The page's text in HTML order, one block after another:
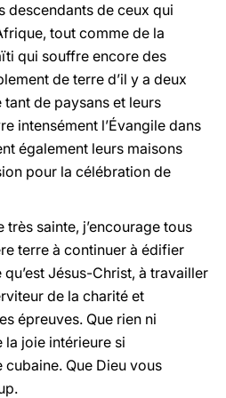
descendants de ceux qui
tout comme de la
qui souffre encore des
de terre d’il y a deux
tant de paysans et leurs
intensément l’Évangile dans
également leurs maisons
pour la célébration de
très sainte, j’encourage tous
terre à continuer à édifier
Jésus-Christ, à travailler
de la charité et
épreuves. Que rien ni
la joie intérieure si
cubaine. Que Dieu vous